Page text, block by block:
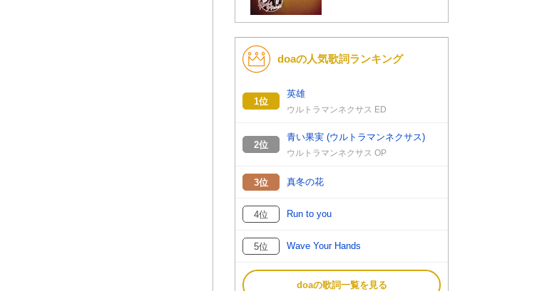
doaの人気歌詞ランキング
1位
英雄
ウルトラマンネクサス ED
2位
青い果実 (ウルトラマンネクサス)
ウルトラマンネクサス OP
3位 真冬の花
4位 Run to you
5位 Wave Your Hands
doaの歌詞一覧を見る